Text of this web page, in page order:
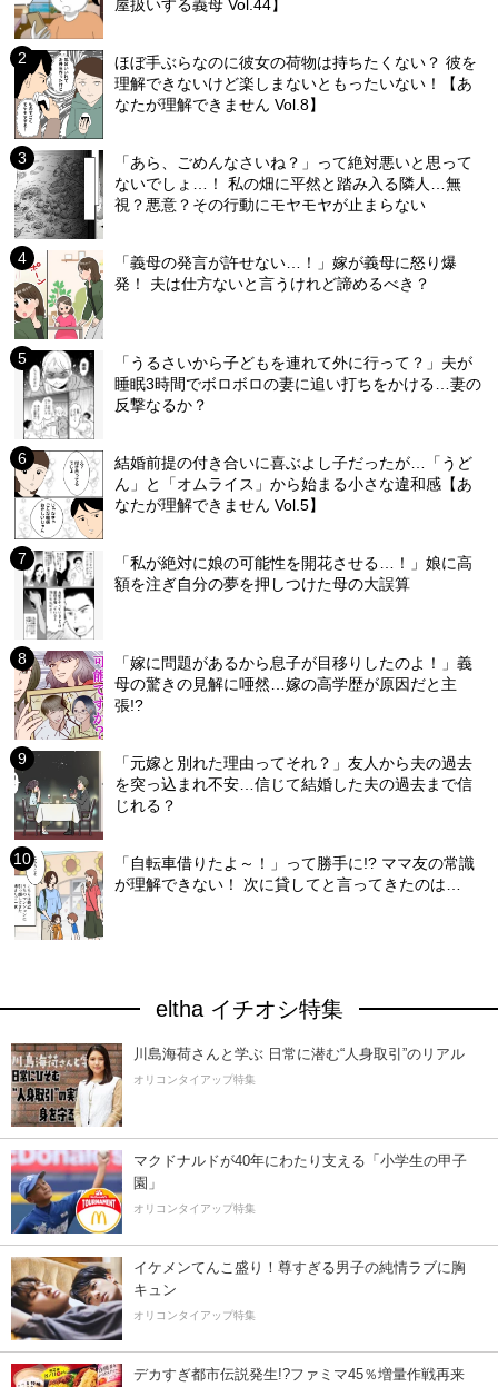
屋扱いする義母 Vol.44】
ほぼ手ぶらなのに彼女の荷物は持ちたくない？ 彼を
理解できないけど楽しまないともったいない！【あ
なたが理解できません Vol.8】
「あら、ごめんなさいね？」って絶対悪いと思って
ないでしょ…！ 私の畑に平然と踏み入る隣人…無
視？悪意？その行動にモヤモヤが止まらない
「義母の発言が許せない…！」嫁が義母に怒り爆
発！ 夫は仕方ないと言うけれど諦めるべき？
「うるさいから子どもを連れて外に行って？」夫が
睡眠3時間でボロボロの妻に追い打ちをかける…妻の
反撃なるか？
結婚前提の付き合いに喜ぶよし子だったが…「うど
ん」と「オムライス」から始まる小さな違和感【あ
なたが理解できません Vol.5】
「私が絶対に娘の可能性を開花させる…！」娘に高
額を注ぎ自分の夢を押しつけた母の大誤算
「嫁に問題があるから息子が目移りしたのよ！」義
母の驚きの見解に唖然…嫁の高学歴が原因だと主
張!?
「元嫁と別れた理由ってそれ？」友人から夫の過去
を突っ込まれ不安…信じて結婚した夫の過去まで信
じれる？
「自転車借りたよ～！」って勝手に!? ママ友の常識
が理解できない！ 次に貸してと言ってきたのは…
eltha イチオシ特集
川島海荷さんと学ぶ 日常に潜む“人身取引”のリアル
オリコンタイアップ特集
マクドナルドが40年にわたり支える「小学生の甲子
園」
オリコンタイアップ特集
イケメンてんこ盛り！尊すぎる男子の純情ラブに胸
キュン
オリコンタイアップ特集
デカすぎ都市伝説発生!?ファミマ45％増量作戦再来